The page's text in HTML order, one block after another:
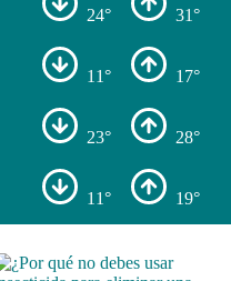
24° 31°
11° 17°
23° 28°
11° 19°